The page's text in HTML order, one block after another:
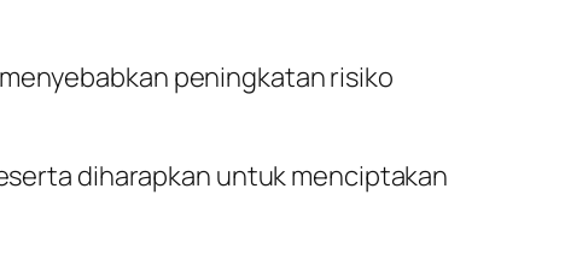
peningkatan risiko
diharapkan untuk menciptakan